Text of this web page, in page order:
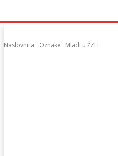
Naslovnica Oznake Mladi u ŽZH